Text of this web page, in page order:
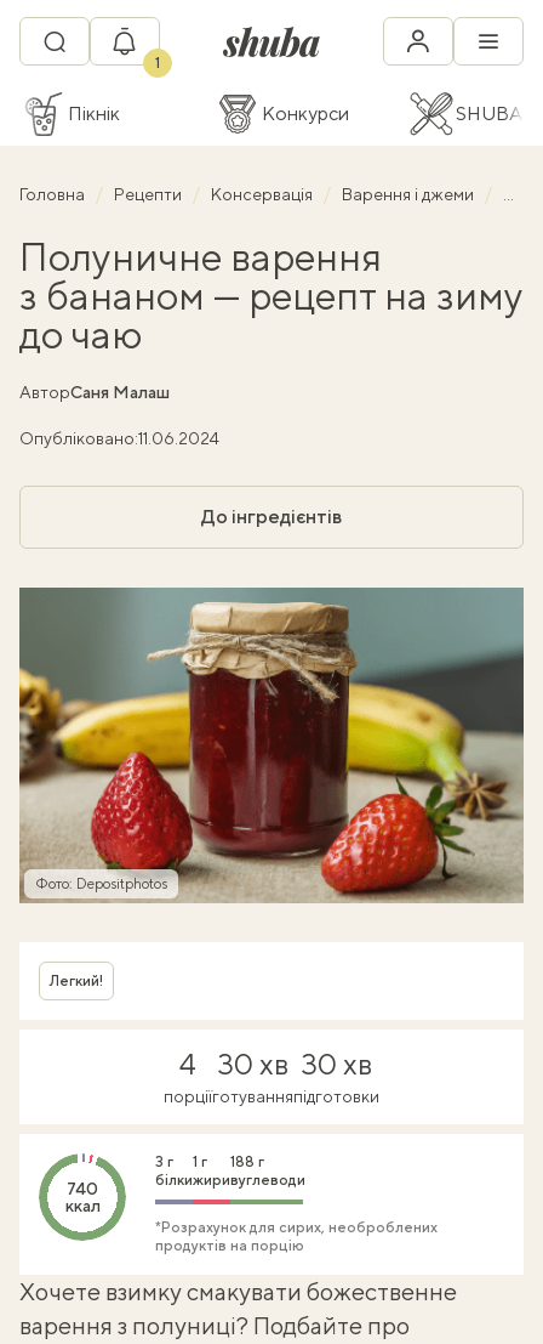
1
Пікнік Конкурси SHUBA
Головна Рецепти Консервація Варення і джеми
Полуничне варення
з бананом — рецепт на зиму
до чаю
АвторСаня Малаш
Опубліковано:11.06.2024
До інгредієнтів
Фото: Depositphotos
Легкий!
4
порції
30 хв
готування
30 хв
підготовки
740
ккал
3 г
білки
1 г
жири
188 г
вуглеводи
*Розрахунок для сирих, необроблених
продуктів на порцію
Хочете взимку смакувати божественне
варення з полуниці? Подбайте про